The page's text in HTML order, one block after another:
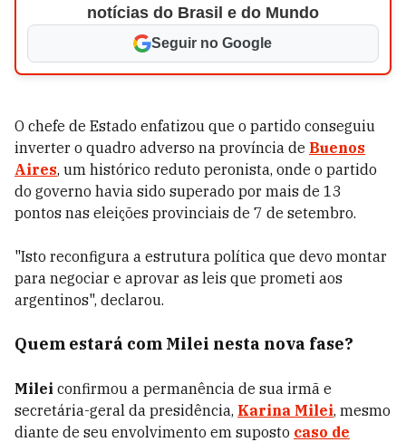
notícias do Brasil e do Mundo
Seguir no Google
O chefe de Estado enfatizou que o partido conseguiu
inverter o quadro adverso na província de Buenos
Aires, um histórico reduto peronista, onde o partido
do governo havia sido superado por mais de 13
pontos nas eleições provinciais de 7 de setembro.
"Isto reconfigura a estrutura política que devo montar
para negociar e aprovar as leis que prometi aos
argentinos", declarou.
Quem estará com Milei nesta nova fase?
Milei confirmou a permanência de sua irmã e
secretária-geral da presidência, Karina Milei, mesmo
diante de seu envolvimento em suposto caso de